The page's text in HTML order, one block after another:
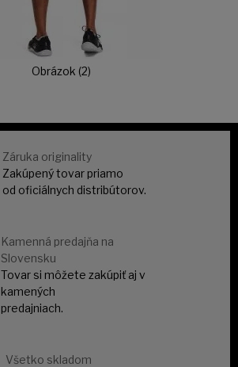
Obrázok (2)
Záruka originality
Zakúpený tovar priamo
od oficiálnych distribútorov.
Kamenná predajňa na
Slovensku
Tovar si môžete zakúpiť aj v
kamených
predajniach.
Všetko skladom